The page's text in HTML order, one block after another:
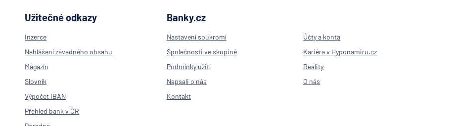
Užitečné odkazy
Inzerce
Nahlášení závadného obsahu
Magazín
Slovník
Výpočet IBAN
Přehled bank v ČR
Banky.cz
Nastavení soukromí
Účty a konta
Společnosti ve skupině
Kariéra v Hyponamiru.cz
Podmínky užití
Reality
Napsali o nás
O nás
Kontakt